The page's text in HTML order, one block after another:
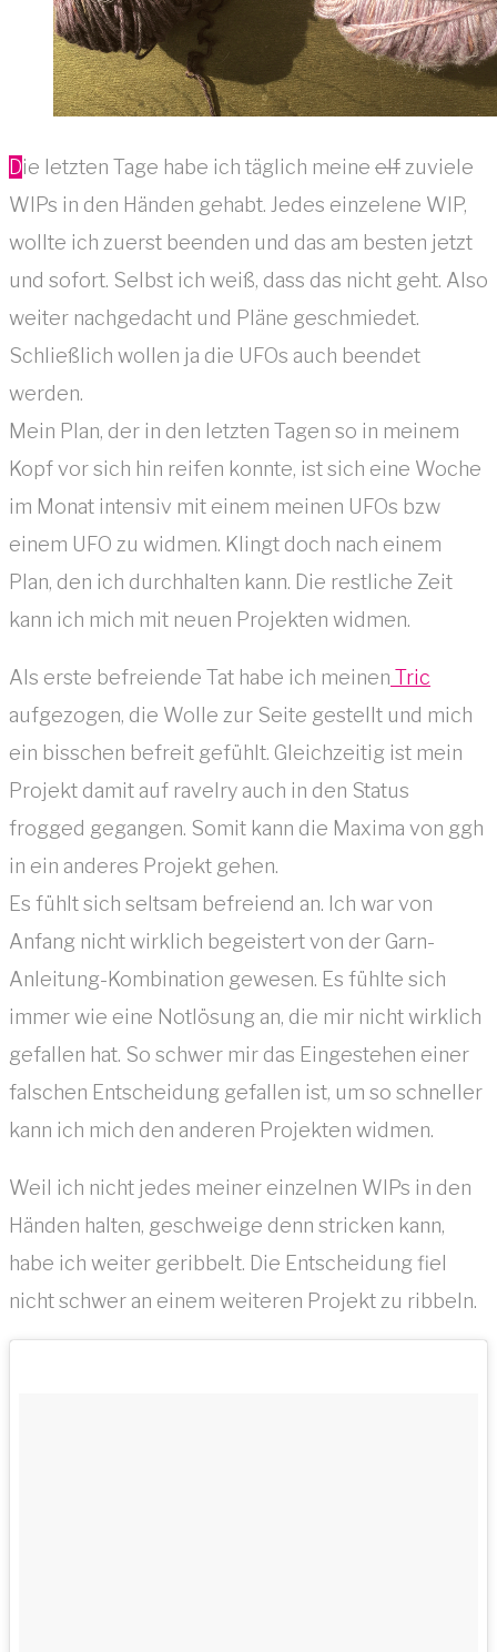
Die letzten Tage habe ich täglich meine elf zuviele
WIPs in den Händen gehabt. Jedes einzelene WIP,
wollte ich zuerst beenden und das am besten jetzt
und sofort. Selbst ich weiß, dass das nicht geht. Also
weiter nachgedacht und Pläne geschmiedet.
Schließlich wollen ja die UFOs auch beendet
werden.
Mein Plan, der in den letzten Tagen so in meinem
Kopf vor sich hin reifen konnte, ist sich eine Woche
im Monat intensiv mit einem meinen UFOs bzw
einem UFO zu widmen. Klingt doch nach einem
Plan, den ich durchhalten kann. Die restliche Zeit
kann ich mich mit neuen Projekten widmen.
Als erste befreiende Tat habe ich meinen Tric
aufgezogen, die Wolle zur Seite gestellt und mich
ein bisschen befreit gefühlt. Gleichzeitig ist mein
Projekt damit auf ravelry auch in den Status
frogged gegangen. Somit kann die Maxima von ggh
in ein anderes Projekt gehen.
Es fühlt sich seltsam befreiend an. Ich war von
Anfang nicht wirklich begeistert von der Garn-
Anleitung-Kombination gewesen. Es fühlte sich
immer wie eine Notlösung an, die mir nicht wirklich
gefallen hat. So schwer mir das Eingestehen einer
falschen Entscheidung gefallen ist, um so schneller
kann ich mich den anderen Projekten widmen.
Weil ich nicht jedes meiner einzelnen WIPs in den
Händen halten, geschweige denn stricken kann,
habe ich weiter geribbelt. Die Entscheidung fiel
nicht schwer an einem weiteren Projekt zu ribbeln.